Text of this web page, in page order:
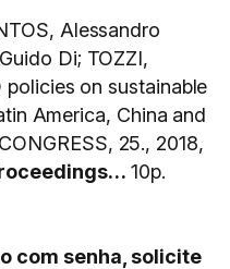
Alessandro
Di; TOZZI,
policies on sustainable
America, China and
25., 2018,
10p.
com senha, solicite